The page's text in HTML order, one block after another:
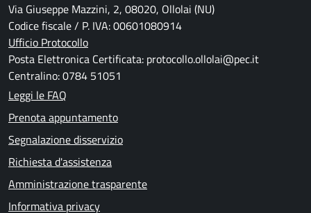
Via Giuseppe Mazzini, 2, 08020, Ollolai (NU)
Codice fiscale / P. IVA: 00601080914
Ufficio Protocollo
Posta Elettronica Certificata: protocollo.ollolai@pec.it
Centralino: 0784 51051
Leggi le FAQ
Prenota appuntamento
Segnalazione disservizio
Richiesta d'assistenza
Amministrazione trasparente
Informativa privacy